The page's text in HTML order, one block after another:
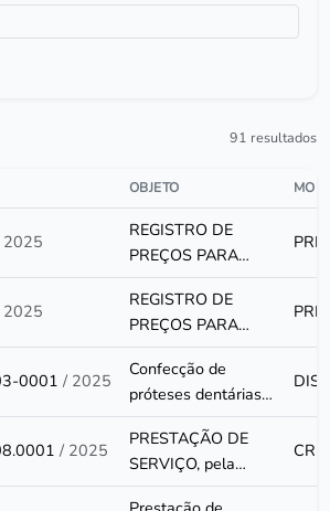
91 resultados
OBJETO
2025
REGISTRO DE
PREÇOS PARA
FUTURA E
EVENTUAL
CONTRATAÇÃO DE
ESPECIALIZADAS
EM
FORNECIMENTO
DE MATERIAIS DE
HIGIENE, LIMPEZA
2025
REGISTRO DE
PREÇOS PARA
FUTURA E
EVENTUAL
CONTRATAÇÃO DE
EMPRESAS
ESPECIALIZADAS
EM
FORNECIMENTO
0001 / 2025
Confecção de
próteses dentárias
destinado aos
usuários da Saúde
Bucal no âmbito à
/ 2025
PRESTAÇÃO DE
SERVIÇO, pela
CREDENCIADA, de